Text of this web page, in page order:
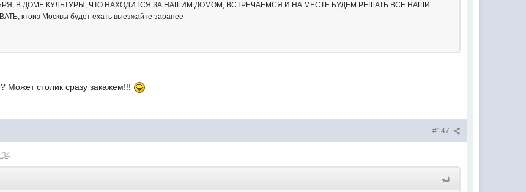
В ДОМЕ КУЛЬТУРЫ, ЧТО НАХОДИТСЯ ЗА НАШИМ ДОМОМ, ВСТРЕЧАЕМСЯ И НА МЕСТЕ БУДЕМ РЕШАТЬ ВСЕ НАШИ
ктоиз Москвы будет ехать выезжайте заранее
Может столик сразу закажем!!!
#147